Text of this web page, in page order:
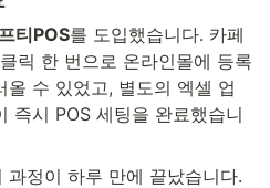
티POS를 도입했습니다. 카페
릭 한 번으로 온라인몰에 등록
수 있었고, 별도의 엑셀 업
즉시 POS 세팅을 완료했습니
정이 하루 만에 끝났습니다.